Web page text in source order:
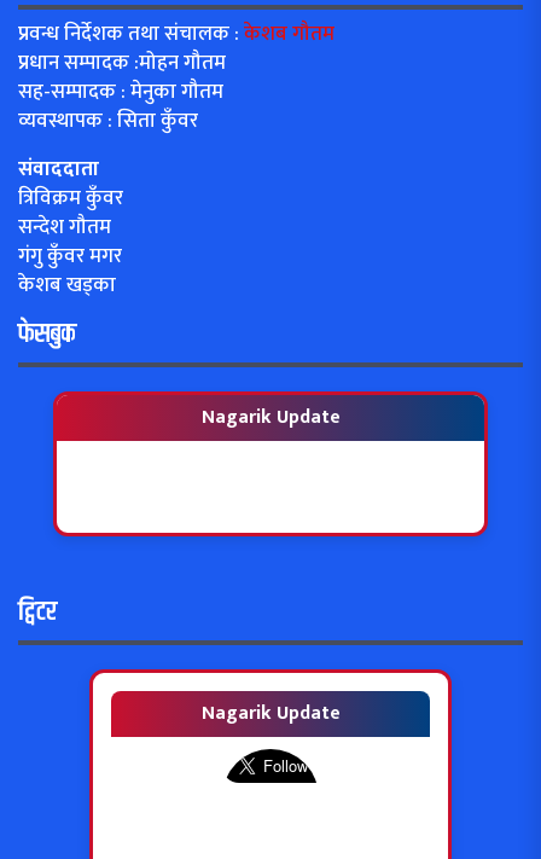
प्रवन्ध निर्देशक तथा संचालक :केशब गौतम
प्रधान सम्पादक :मोहन गौतम
सह-सम्पादक : मेनुका गौतम
व्यवस्थापक : सिता कुँवर
संवाददाता
त्रिविक्रम कुँवर
सन्देश गौतम
गंगु कुँवर मगर
केशब खड्का
फेसबुक
Nagarik Update
ट्विटर
Nagarik Update